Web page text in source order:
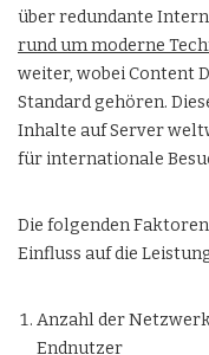
über redundante
rund um moderne
weiter, wobei Content
Standard gehören.
Inhalte auf Server
für internationale
Die folgenden
Einfluss auf die
Anzahl der
Endnutzer